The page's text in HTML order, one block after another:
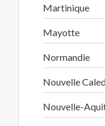
Martinique
Mayotte
Normandie
Nouvelle
Nouvelle-